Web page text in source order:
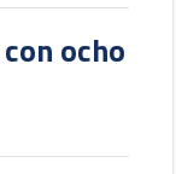
ocho